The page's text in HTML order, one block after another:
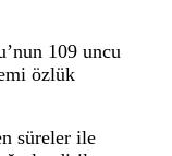
109 uncu
özlük
süreler ile